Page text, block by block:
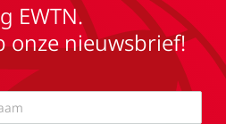
EWTN.
onze nieuwsbrief!